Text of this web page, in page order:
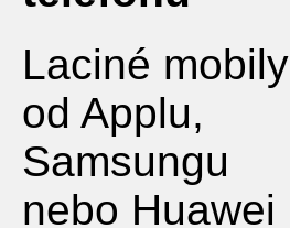
Laciné mobily
od Applu,
Samsungu
nebo Huawei